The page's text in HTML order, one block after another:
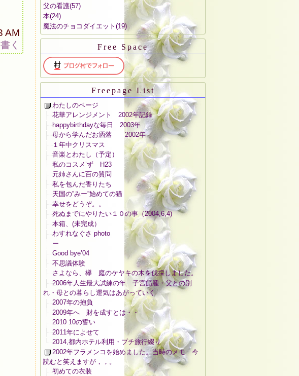
AM
く
父の看護(57)
本(24)
魔法のチョコダイエット (19)
Free Space
Freepage List
わたしのページ
花華アレンジメント 2002年記録
happybirthdayな毎日 2003年
母から学んだお洒落 2002年
１年中クリスマス
音楽とわたし（予定）
私のコスメ’ず H23
元姉さんに百の質問
私を包んだ香りたち
天国の”みー”始めての猫
幸せをどうぞ。。
死ぬまでにやりたい１０の事（2004,6,4)
本箱、(未完成）
わすれなぐさ photo
ー
Good bye’04
不思議体験
さよなら、欅 庭のケヤキの木を伐採しました。
2006年人生最大試練の年 子宮筋腫・父との別
れ・母との暮らし運気はあがっていく
2007年の抱負
2009年へ 財を成すとは・・
2010 10の誓い
2011年によせて
2014,都内ホテル利用・プチ旅行綴り
2002年フラメンコを始めました。当時のメモ 今
読むと笑えますが，，。
初めての衣装